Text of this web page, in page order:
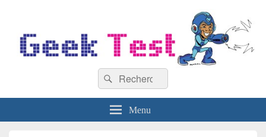
Recherche :
Rechercher
Menu